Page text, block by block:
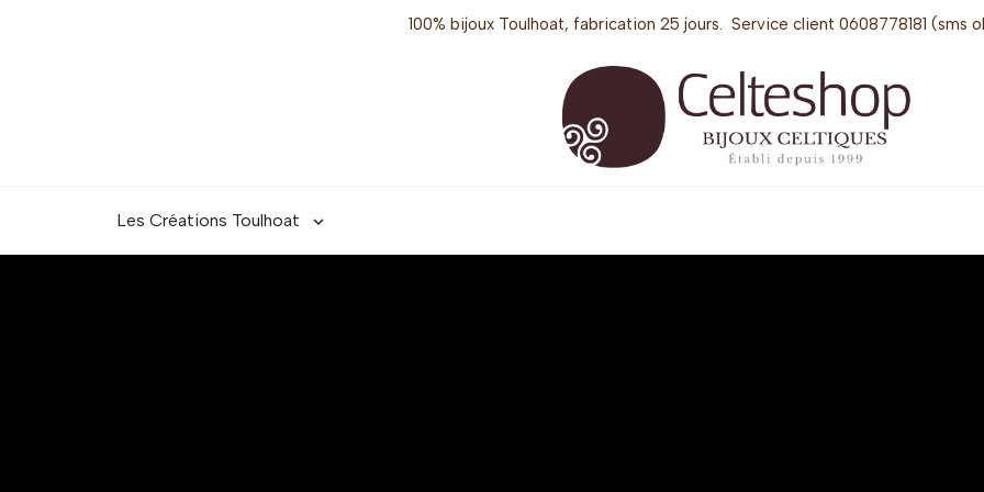
100% bijoux Toulhoat, fabrication 25 jours. Service client 0608778181 (sms
Les Créations Toulhoat 